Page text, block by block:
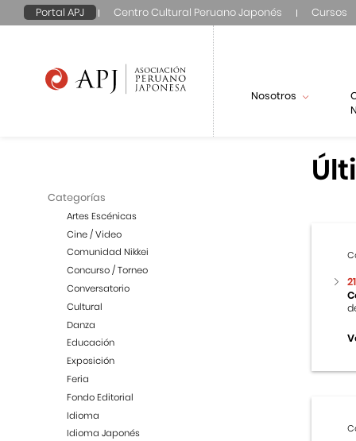
Portal APJ Centro Cultural Peruano Japonés Cursos
Nosotros
Categorías
Artes Escénicas
Cine / Video
Comunidad Nikkei
Concurso / Torneo
Conversatorio
Cultural
Danza
Educación
Exposición
Feria
Fondo Editorial
Idioma
Idioma Japonés